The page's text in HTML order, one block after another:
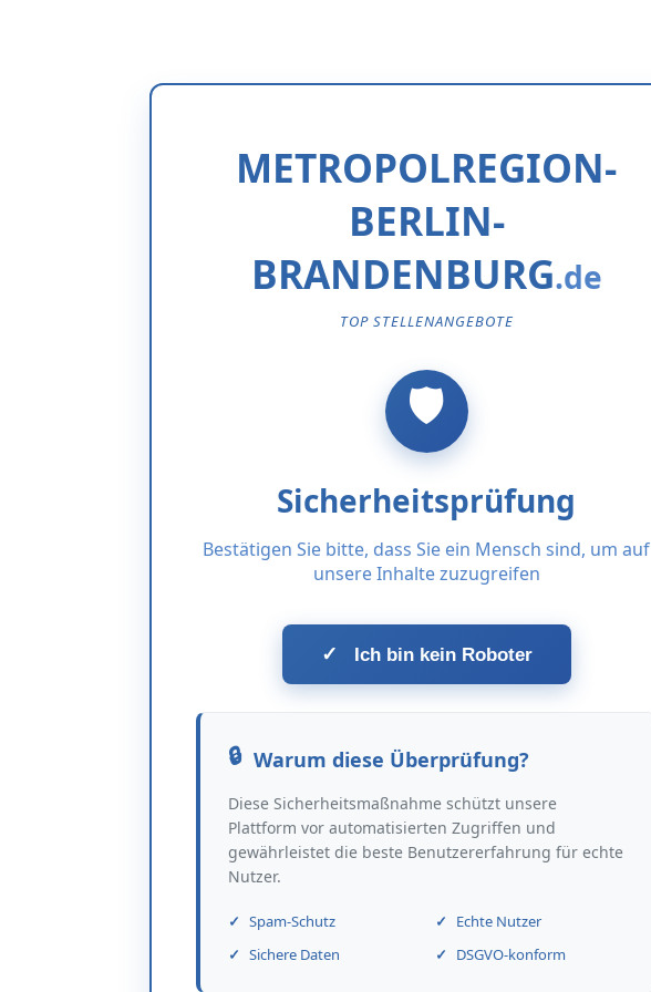
METROPOLREGION-
BERLIN-
BRANDENBURG
TOP STELLENANGEBOTE
Sicherheitsprüfung
Bestätigen Sie bitte, dass Sie ein Mensch sind, um auf
unsere Inhalte zuzugreifen
✓ Ich bin kein Roboter
Warum diese Überprüfung?
Diese Sicherheitsmaßnahme schützt unsere
Plattform vor automatisierten Zugriffen und
gewährleistet die beste Benutzererfahrung für echte
Nutzer.
Spam-Schutz
Echte Nutzer
Sichere Daten
DSGVO-konform